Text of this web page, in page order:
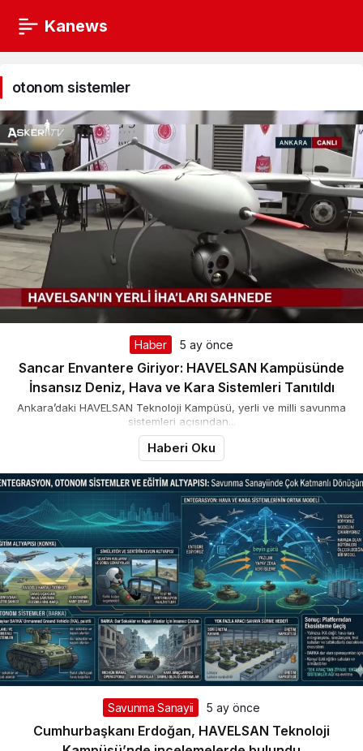
Kanews
otonom
sistemler
Haberleri
otonom sistemler
Haber 5 ay önce
Sancar Envantere Giriyor: HAVELSAN Kampüsünde
İnsansız Deniz, Hava ve Kara Sistemleri Tanıtıldı
Ankara’daki HAVELSAN Teknoloji Kampüsü, yerli ve milli savunma
sistemleri açısından...
Haberi Oku
Savunma Sanayii 5 ay önce
Cumhurbaşkanı Erdoğan, HAVELSAN Teknoloji